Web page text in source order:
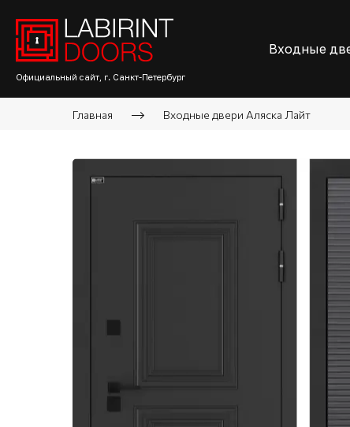
Официальный сайт, г. Санкт-Петербург
Входные
Главная Входные двери Аляска Лайт